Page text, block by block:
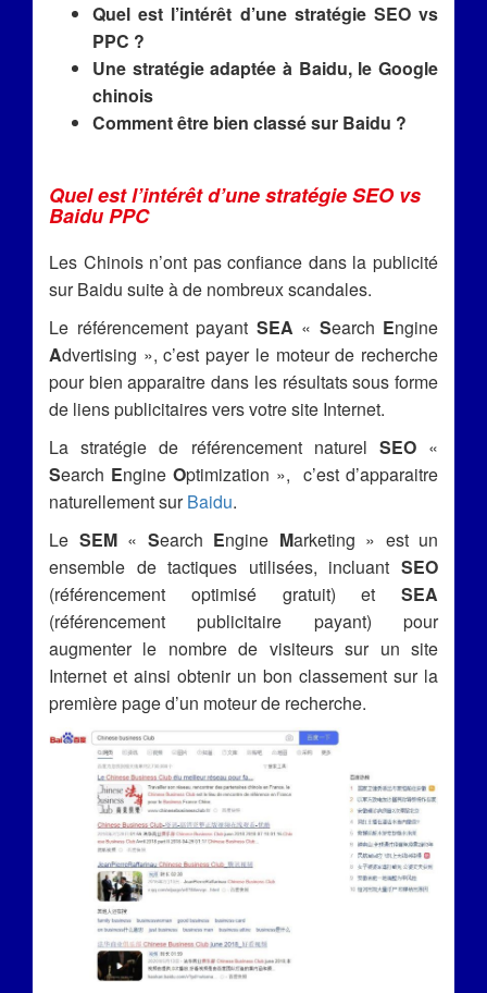
Quel est l’intérêt d’une stratégie SEO vs
PPC ?
Une stratégie adaptée à Baidu, le Google
chinois
Comment être bien classé sur Baidu ?
Quel est l’intérêt d’une stratégie SEO vs
Baidu PPC
Les Chinois n’ont pas confiance dans la publicité
sur Baidu suite à de nombreux scandales.
Le référencement payant SEA « Search Engine
Advertising », c’est payer le moteur de recherche
pour bien apparaitre dans les résultats sous forme
de liens publicitaires vers votre site Internet.
La stratégie de référencement naturel SEO«
Search Engine Optimization », c’est d’apparaitre
naturellement surBaidu.
Le SEM« Search Engine Marketing » est un
ensemble de tactiques utilisées, incluant SEO
(référencement optimisé gratuit) et SEA
(référencement publicitaire payant) pour
augmenter le nombre de visiteurs sur un site
Internet et ainsi obtenir un bon classement sur la
première page d’un moteur de recherche.